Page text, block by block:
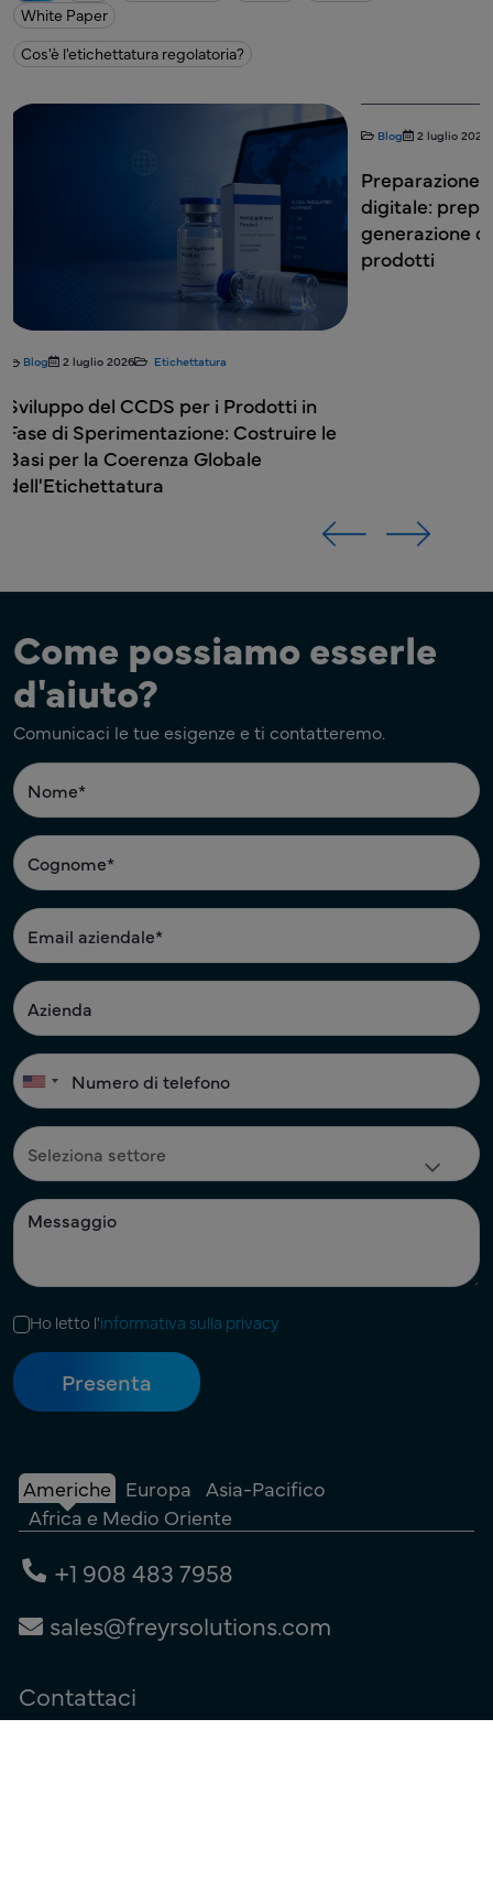
White Paper
Cos'è l'etichettatura regolatoria?
Preparazione all'etichettatura
digitale: prepararsi alla prossima
generazione di informazioni sui
Blog 15 giugno
Etichettatura
Complessità
l'Intero Ciclo
Come possiamo esserle
d'aiuto?
Comunicaci le tue esigenze e ti contatteremo.
Ho letto l'informativa sulla privacy
Americhe Europa Asia-Pacifico
Africa e Medio Oriente
+1 908 483 7958
sales@freyrsolutions.com
Contattaci